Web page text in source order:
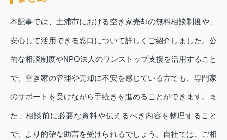
本記事では、土浦市における空き家売却の無料相談制度や、
安心して活用できる窓口について詳しくご紹介しました。公
的な相談制度やNPO法人のワンストップ支援を活用すること
で、空き家の管理や売却に不安を感じている方でも、専門家
のサポートを受けながら手続きを進めることができます。ま
た、相談前に必要な資料や伝えるべき内容を整理すること
で、より的確な助言を受けられるでしょう。自社では、ご相